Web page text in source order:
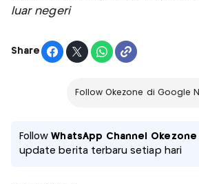
luar negeri
Share
Follow Okezone di Google
FollowWhatsApp Channel Okezone
update berita terbaru setiap hari